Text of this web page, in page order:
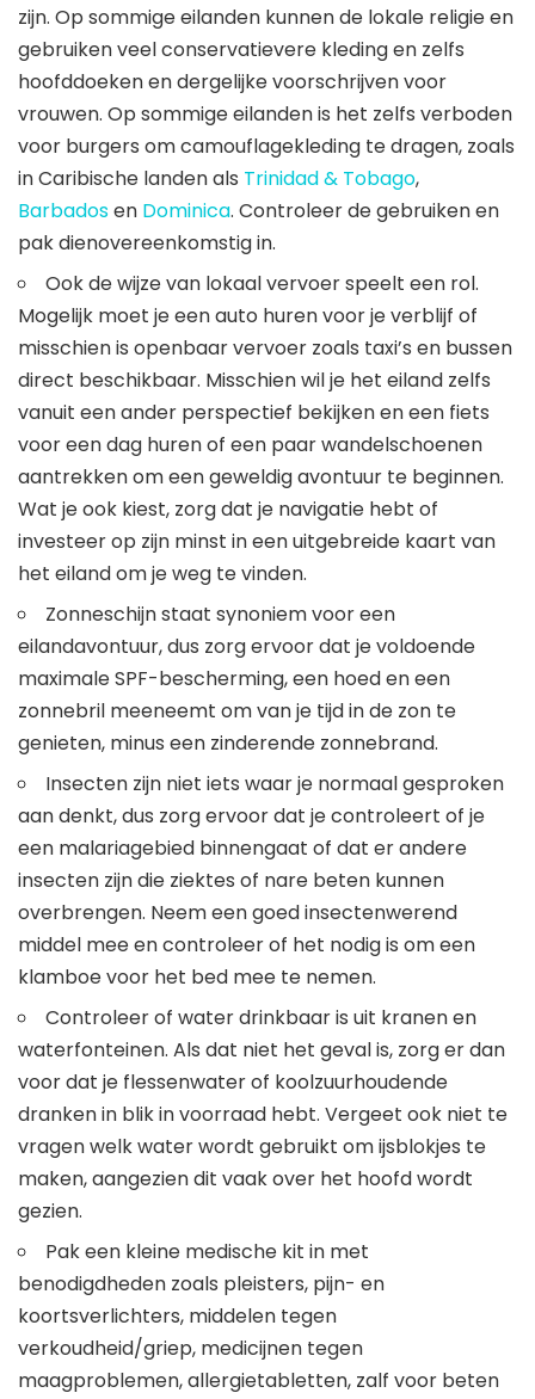
zijn. Op sommige eilanden kunnen de lokale religie en
gebruiken veel conservatievere kleding en zelfs
hoofddoeken en dergelijke voorschrijven voor
vrouwen. Op sommige eilanden is het zelfs verboden
voor burgers om camouflagekleding te dragen, zoals
in Caribische landen als Trinidad & Tobago,
Barbadosen Dominica. Controleer de gebruiken en
pak dienovereenkomstig in.
Ook de wijze van lokaal vervoer speelt een rol.
Mogelijk moet je een auto huren voor je verblijf of
misschien is openbaar vervoer zoals taxi’s en bussen
direct beschikbaar. Misschien wil je het eiland zelfs
vanuit een ander perspectief bekijken en een fiets
voor een dag huren of een paar wandelschoenen
aantrekken om een ​​geweldig avontuur te beginnen.
Wat je ook kiest, zorg dat je navigatie hebt of
investeer op zijn minst in een uitgebreide kaart van
het eiland om je weg te vinden.
Zonneschijn staat synoniem voor een
eilandavontuur, dus zorg ervoor dat je voldoende
maximale SPF-bescherming, een hoed en een
zonnebril meeneemt om van je tijd in de zon te
genieten, minus een zinderende zonnebrand.
Insecten zijn niet iets waar je normaal gesproken
aan denkt, dus zorg ervoor dat je controleert of je
een malariagebied binnengaat of dat er andere
insecten zijn die ziektes of nare beten kunnen
overbrengen. Neem een ​​goed insectenwerend
middel mee en controleer of het nodig is om een ​​
klamboe voor het bed mee te nemen.
Controleer of water drinkbaar is uit kranen en
waterfonteinen. Als dat niet het geval is, zorg er dan
voor dat je flessenwater of koolzuurhoudende
dranken in blik in voorraad hebt. Vergeet ook niet te
vragen welk water wordt gebruikt om ijsblokjes te
maken, aangezien dit vaak over het hoofd wordt
gezien.
Pak een kleine medische kit in met
benodigdheden zoals pleisters, pijn- en
koortsverlichters, middelen tegen
verkoudheid/griep, medicijnen tegen
maagproblemen, allergietabletten, zalf voor beten